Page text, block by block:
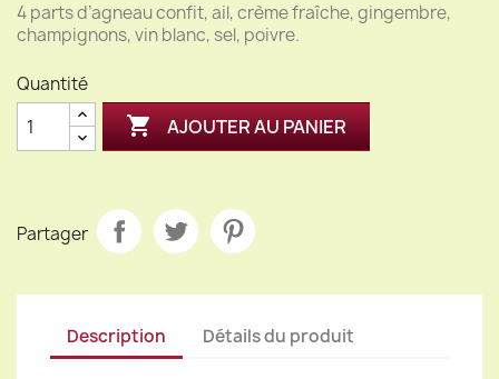
4 parts d’agneau confit, ail, crème fraîche, gingembre,
champignons, vin blanc, sel, poivre.
Quantité
 AJOUTER AU PANIER
Partager
Description Détails du produit